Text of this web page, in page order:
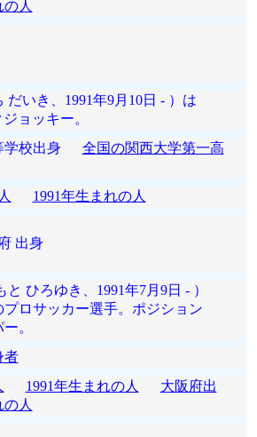
人
だいき、1991年9月10日 - ）は
ョッキー。
学校出身 全国の関西大学第一高
1991年生まれの人
出身
ひろゆき、1991年7月9日 - ）
ロサッカー選手。ポジション
。
者
1991年生まれの人
大阪府出
人